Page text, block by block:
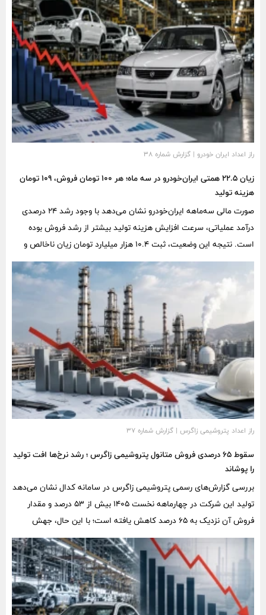
راز اعداد ایران خودرو | گزارش شماره ۳۸
زیان ۲۲.۵ همتی ایران‌خودرو در سه ماه؛ هر ۱۰۰ تومان فروش، ۱۰۹ تومان
هزینه تولید
صورت مالی سه‌ماهه ایران‌خودرو نشان می‌دهد با وجود رشد ۲۴ درصدی
درآمد عملیاتی، سرعت افزایش هزینه تولید بیشتر از رشد فروش بوده
است. نتیجه این وضعیت، ثبت ۱۰.۴ هزار میلیارد تومان زیان ناخالص و
۲۲.۵ هزار میلیارد تومان زیان خالص در شرکت اصلی ایران‌خودرو بوده
است.
راز اعداد پتروشیمی زاگرس | گزارش شماره ۳۷
سقوط ۶۵ درصدی فروش متانول پتروشیمی زاگرس ؛ رشد نرخ‌ها افت تولید
را پوشاند
بررسی گزارش‌های رسمی پتروشیمی زاگرس در سامانه کدال نشان می‌دهد
تولید این شرکت در چهارماهه نخست ۱۴۰۵ بیش از ۵۳ درصد و مقدار
فروش آن نزدیک به ۶۵ درصد کاهش یافته است؛ با این حال، جهش
متوسط درآمد حاصل از فروش هر تن متانول باعث شده افت درآمد شرکت